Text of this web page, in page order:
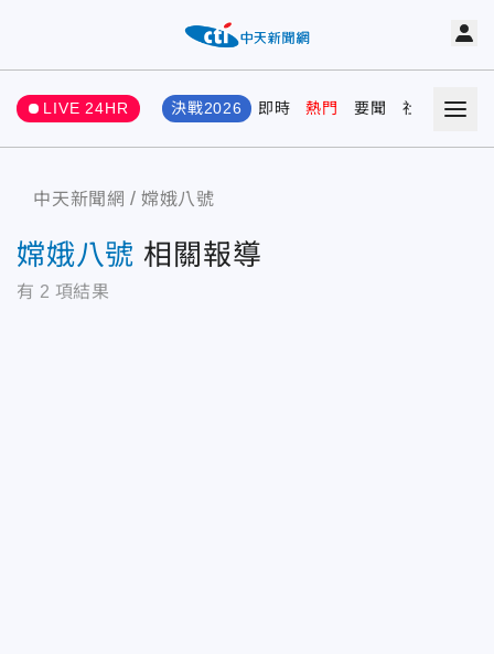
LIVE 24HR 決戰2026 即時 熱門 要聞 社會 娛樂
中天新聞網 嫦娥八號
嫦娥八號 相關報導
有 2 項結果